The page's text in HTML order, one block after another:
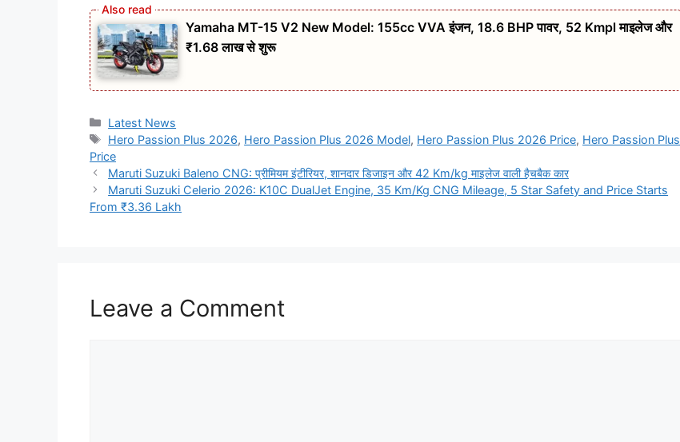
Yamaha MT-15 V2 New Model: 155cc VVA इंजन, 18.6 BHP पावर, 52 Kmpl माइलेज और
₹1.68 लाख से शुरू
Categories
Latest News
Tags
Hero Passion Plus 2026, Hero Passion Plus 2026 Model, Hero Passion Plus 2026 Price, Hero Passion Plus
Price
Maruti Suzuki Baleno CNG: प्रीमियम इंटीरियर, शानदार डिजाइन और 42 Km/kg माइलेज वाली हैचबैक कार
Maruti Suzuki Celerio 2026: K10C DualJet Engine, 35 Km/Kg CNG Mileage, 5 Star Safety and Price Starts
From ₹3.36 Lakh
Leave a Comment